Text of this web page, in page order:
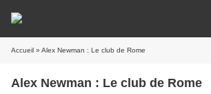
Accueil » Alex Newman : Le club de Rome
Alex Newman : Le club de Rome